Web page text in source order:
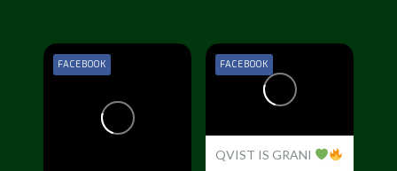
FACEBOOK
QVIST IS GRANI
FACEBOOK